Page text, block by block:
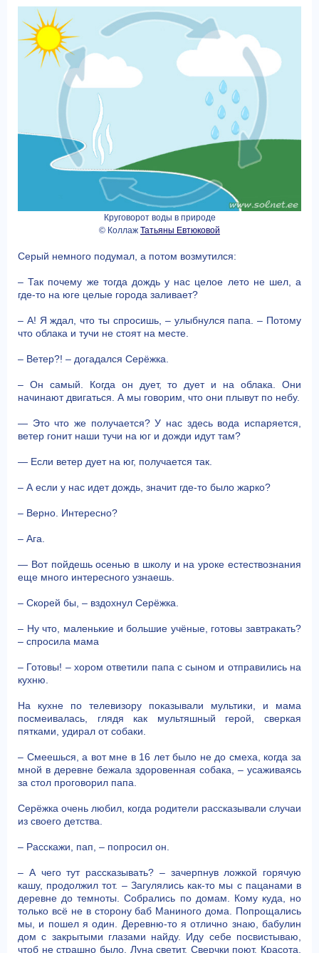
Круговорот воды в природе
© Коллаж Татьяны Евтюковой
Серый немного подумал, а потом возмутился:
– Так почему же тогда дождь у нас целое лето не шел, а
где-то на юге целые города заливает?
– А! Я ждал, что ты спросишь, – улыбнулся папа. – Потому
что облака и тучи не стоят на месте.
– Ветер?! – догадался Серёжка.
– Он самый. Когда он дует, то дует и на облака. Они
начинают двигаться. А мы говорим, что они плывут по небу.
— Это что же получается? У нас здесь вода испаряется,
ветер гонит наши тучи на юг и дожди идут там?
— Если ветер дует на юг, получается так.
– А если у нас идет дождь, значит где-то было жарко?
– Верно. Интересно?
– Ага.
— Вот пойдешь осенью в школу и на уроке естествознания
еще много интересного узнаешь.
– Скорей бы, – вздохнул Серёжка.
– Ну что, маленькие и большие учёные, готовы завтракать?
– спросила мама
– Готовы! – хором ответили папа с сыном и отправились на
кухню.
На кухне по телевизору показывали мультики, и мама
посмеивалась, глядя как мультяшный герой, сверкая
пятками, удирал от собаки.
– Смеешься, а вот мне в 16 лет было не до смеха, когда за
мной в деревне бежала здоровенная собака, – усаживаясь
за стол проговорил папа.
Серёжка очень любил, когда родители рассказывали случаи
из своего детства.
– Расскажи, пап, – попросил он.
– А чего тут рассказывать? – зачерпнув ложкой горячую
кашу, продолжил тот. – Загулялись как-то мы с пацанами в
деревне до темноты. Собрались по домам. Кому куда, но
только всё не в сторону баб Маниного дома. Попрощались
мы, и пошел я один. Деревню-то я отлично знаю, бабулин
дом с закрытыми глазами найду. Иду себе посвистываю,
чтоб не страшно было. Луна светит. Сверчки поют. Красота,